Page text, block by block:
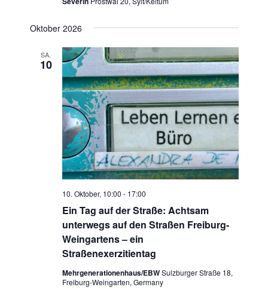
Oktober 2026
SA.
10
Ein Tag auf der Straße: Achtsam
unterwegs auf den Straßen Freiburg-
Weingartens – ein
Straßenexerzitientag
10. Oktober, 10:00 - 17:00
Mehrgenerationenhaus/EBWSulzburger Straße 18,
Freiburg-Weingarten, Germany